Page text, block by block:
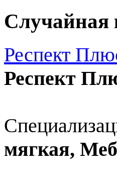
Случайная
Респект
Респект
мягкая,